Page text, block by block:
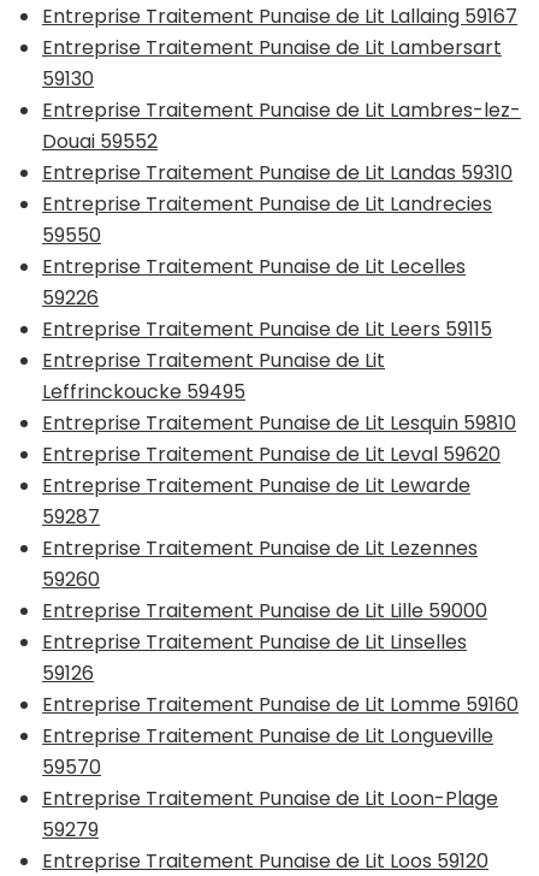
Entreprise Traitement Punaise de Lit Lallaing 59167
Entreprise Traitement Punaise de Lit Lambersart
59130
Entreprise Traitement Punaise de Lit Lambres-lez-
Douai 59552
Entreprise Traitement Punaise de Lit Landas 59310
Entreprise Traitement Punaise de Lit Landrecies
59550
Entreprise Traitement Punaise de Lit Lecelles
59226
Entreprise Traitement Punaise de Lit Leers 59115
Entreprise Traitement Punaise de Lit
Leffrinckoucke 59495
Entreprise Traitement Punaise de Lit Lesquin 59810
Entreprise Traitement Punaise de Lit Leval 59620
Entreprise Traitement Punaise de Lit Lewarde
59287
Entreprise Traitement Punaise de Lit Lezennes
59260
Entreprise Traitement Punaise de Lit Lille 59000
Entreprise Traitement Punaise de Lit Linselles
59126
Entreprise Traitement Punaise de Lit Lomme 59160
Entreprise Traitement Punaise de Lit Longueville
59570
Entreprise Traitement Punaise de Lit Loon-Plage
59279
Entreprise Traitement Punaise de Lit Loos 59120